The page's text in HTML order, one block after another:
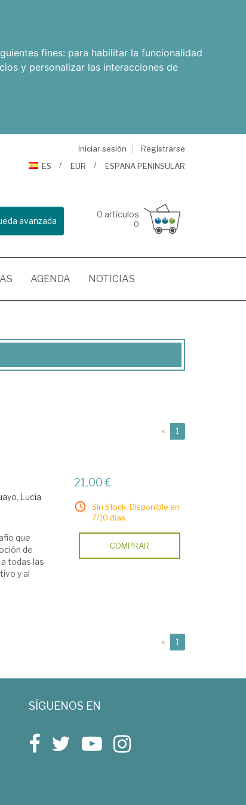
fines: para habilitar la funcionalidad
y personalizar las interacciones de
Iniciar sesión
Registrarse
ES
EUR ESPAÑA PENINSULAR
avanzada
0 artículos
0
AGENDA NOTICIAS
« 1
Lucía
que
de
todas las
y al
21,00 €
Sin Stock. Disponible en
7/10 días.
COMPRAR
« 1
SÍGUENOS EN